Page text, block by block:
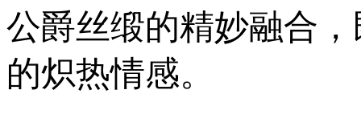
公爵丝缎的精妙融合
的炽热情感。